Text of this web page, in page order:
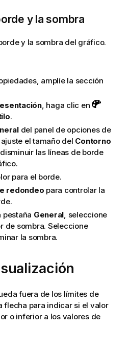
y la sombra
y la sombra del gráfico.
amplíe la sección
, haga clic en
.
del panel de opciones de
el tamaño del Contorno
las líneas de borde
para el borde.
redondeo para controlar la
pestaña General, seleccione
de sombra. Seleccione
la sombra.
fuera de los límites de
flecha para indicar si el valor
o inferior a los valores de